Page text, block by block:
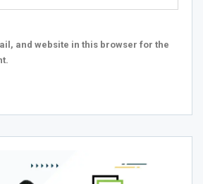
and website in this browser for the